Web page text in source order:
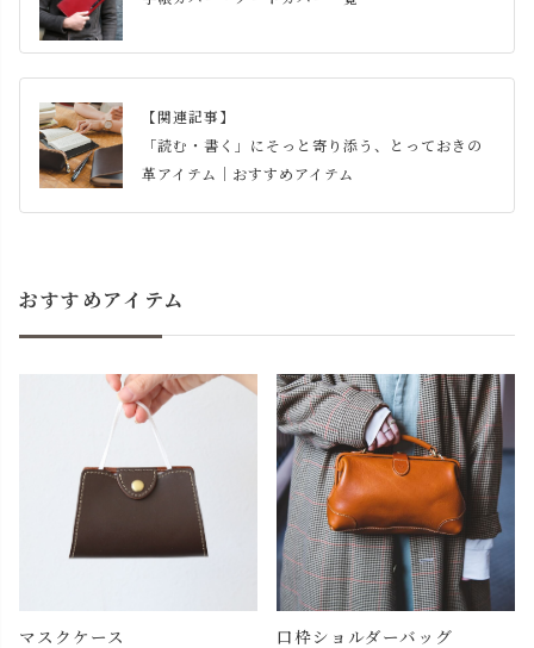
【関連記事】
「読む・書く」にそっと寄り添う、とっておきの
革アイテム｜おすすめアイテム
おすすめアイテム
マスクケース 口枠ショルダーバッグ